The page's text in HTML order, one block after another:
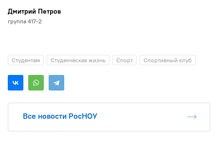
Дмитрий Петров
группа 417-2
Студентам Студенческая жизнь Спорт Спортивный клуб
Все новости РосНОУ